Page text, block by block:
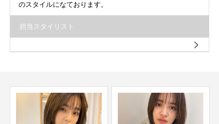
のスタイルになております。
担当スタイリスト